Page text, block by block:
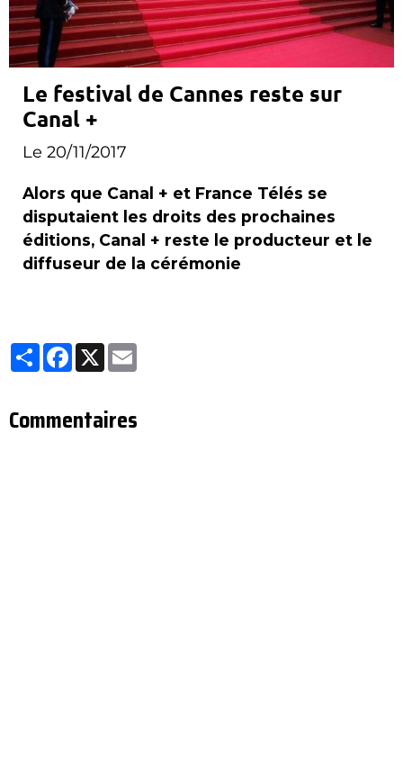
Le festival de Cannes reste sur
Canal +
Le 20/11/2017
Alors que Canal + et France Télés se
disputaient les droits des prochaines
éditions, Canal + reste le producteur et le
diffuseur de la cérémonie
Partager
Facebook
X
Commentaires